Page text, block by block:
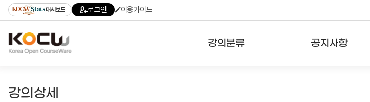
기
기
기
content)
가
대시보드 로그인 이용가이드
강의분류 공지사항
강의상세